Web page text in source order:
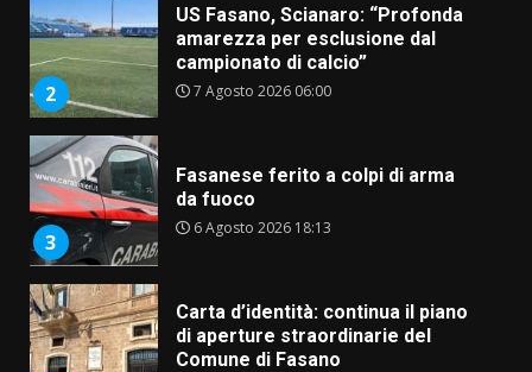
2
US Fasano, Scianaro: “Profonda
amarezza per esclusione dal
campionato di calcio”
7 Agosto 2026 06:00
3
Fasanese ferito a colpi di arma
da fuoco
6 Agosto 2026 18:13
Carta d’identità: continua il piano
di aperture straordinarie del
Comune di Fasano